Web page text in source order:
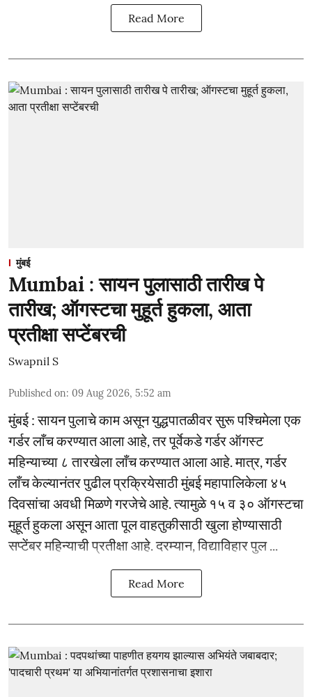
Read More
मुंबई
Mumbai : सायन पुलासाठी तारीख पे
तारीख; ऑगस्टचा मुहूर्त हुकला, आता
प्रतीक्षा सप्टेंबरची
Swapnil S
Published on: 09 Aug 2026, 5:52 am
मुंबई : सायन पुलाचे काम असून युद्धपातळीवर सुरू पश्चिमेला एक
गर्डर लाँच करण्यात आला आहे, तर पूर्वेकडे गर्डर ऑगस्ट
महिन्याच्या ८ तारखेला लाँच करण्यात आला आहे. मात्र, गर्डर
लाँच केल्यानंतर पुढील प्रक्रियेसाठी मुंबई महापालिकेला ४५
दिवसांचा अवधी मिळणे गरजेचे आहे. त्यामुळे १५ व ३० ऑगस्टचा
मुहूर्त हुकला असून आता पूल वाहतुकीसाठी खुला होण्यासाठी
सप्टेंबर महिन्याची प्रतीक्षा आहे. दरम्यान, विद्याविहार पुल ...
Read More